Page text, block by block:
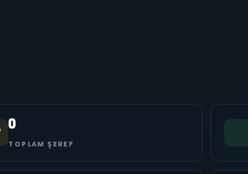
0
TOPLAM ŞEREF